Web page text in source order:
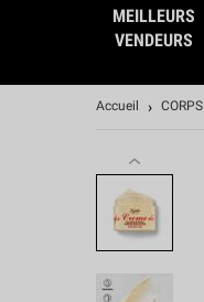
MEILLEURS
VENDEURS
Accueil CORPS